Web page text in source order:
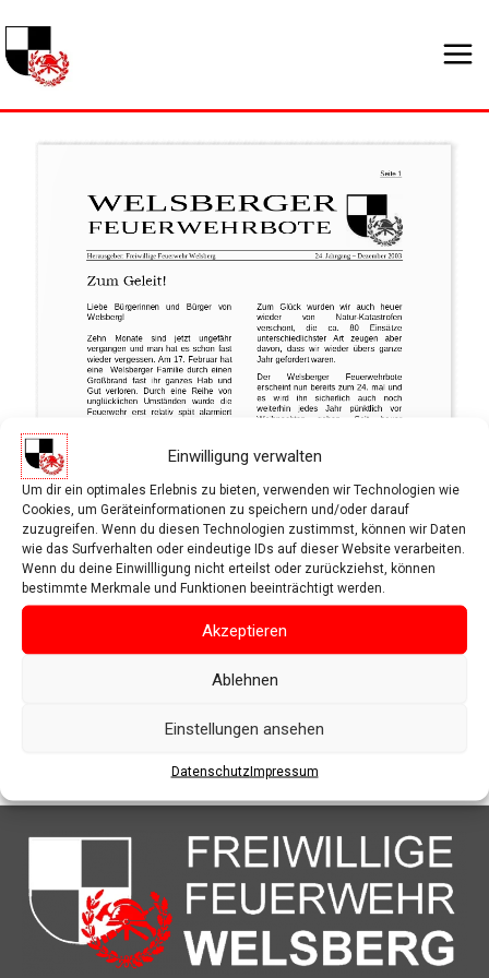
Einwilligung verwalten
Um dir ein optimales Erlebnis zu bieten, verwenden wir Technologien wie
Cookies, um Geräteinformationen zu speichern und/oder darauf
zuzugreifen. Wenn du diesen Technologien zustimmst, können wir Daten
wie das Surfverhalten oder eindeutige IDs auf dieser Website verarbeiten.
Wenn du deine Einwillligung nicht erteilst oder zurückziehst, können
bestimmte Merkmale und Funktionen beeinträchtigt werden.
Akzeptieren
Ablehnen
Einstellungen ansehen
DatenschutzImpressum
Inhalt
springen